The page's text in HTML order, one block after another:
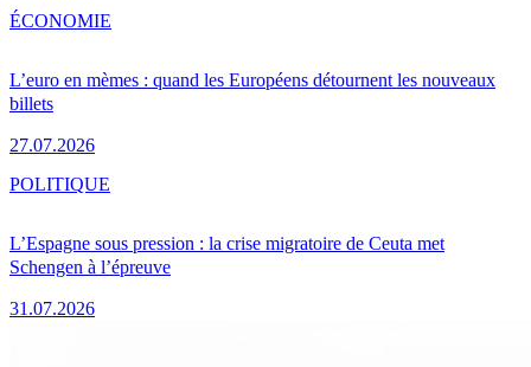
L’euro en mèmes : quand les Européens détournent les nouveaux
billets
27.07.2026
ÉCONOMIE
L’Espagne sous pression : la crise migratoire de Ceuta met
Schengen à l’épreuve
31.07.2026
POLITIQUE